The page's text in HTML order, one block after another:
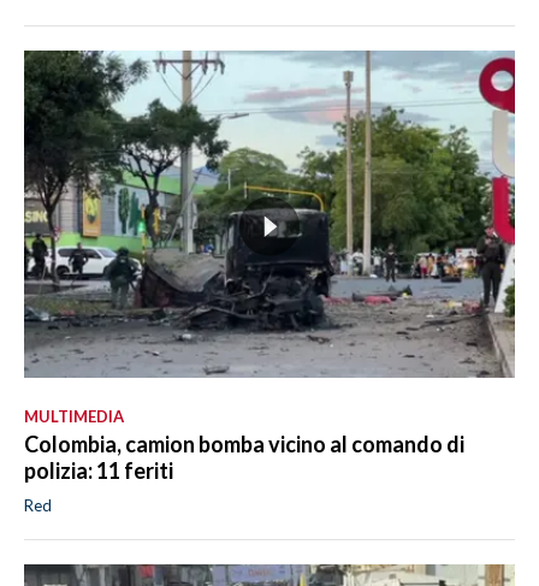
MULTIMEDIA
Colombia, camion bomba vicino al comando di
polizia: 11 feriti
Red